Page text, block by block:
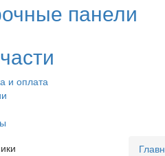
панели
и оплата